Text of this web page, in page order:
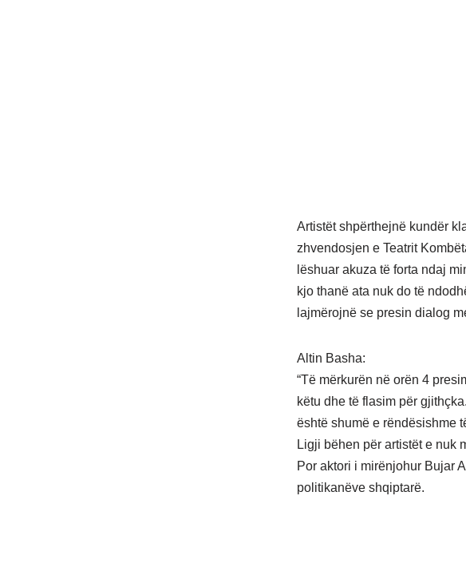
Artistët shpërthejnë kundër
zhvendosjen e Teatrit
lëshuar akuza të forta ndaj
kjo thanë ata nuk do të
lajmërojnë se presin dialog
Altin Basha:
“Të mërkurën në orën 4
këtu dhe të flasim për
është shumë e rëndësishme
Ligji bëhen për artistët e nuk
Por aktori i mirënjohur Bujar
politikanëve shqiptarë.